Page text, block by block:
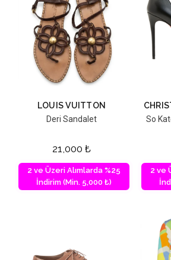
LOUIS VUITTON
Deri Sandalet
21,000 ₺
2 ve Üzeri Alımlarda %25
İndirim (Min. 5,000 ₺)
So
2 ve